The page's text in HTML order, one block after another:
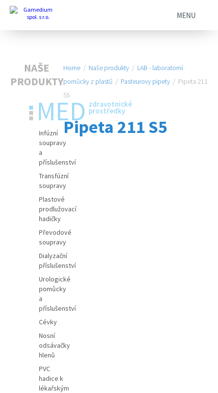
MENU
NAŠE
PRODUKTY
MED zdravotnické
prostředky
Infúzní
soupravy
a
příslušenství
Transfúzní
soupravy
Plastové
prodlužovací
hadičky
Převodové
soupravy
Dialyzační
příslušenství
Urologické
pomůcky
a
příslušenství
Cévky
Nosní
odsávačky
hlenů
PVC
hadice k
lékařským
Home / Naše produkty / LAB - laboratorní
pomůcky z plastů / Pasteurovy pipety / Pipeta 211
S5
Pipeta 211 S5